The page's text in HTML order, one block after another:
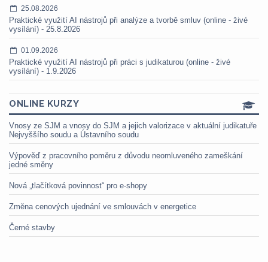
25.08.2026
Praktické využití AI nástrojů při analýze a tvorbě smluv (online - živé
vysílání) - 25.8.2026
01.09.2026
Praktické využití AI nástrojů při práci s judikaturou (online - živé
vysílání) - 1.9.2026
ONLINE KURZY
Vnosy ze SJM a vnosy do SJM a jejich valorizace v aktuální judikatuře
Nejvyššího soudu a Ústavního soudu
Výpověď z pracovního poměru z důvodu neomluveného zameškání
jedné směny
Nová „tlačítková povinnost“ pro e-shopy
Změna cenových ujednání ve smlouvách v energetice
Černé stavby